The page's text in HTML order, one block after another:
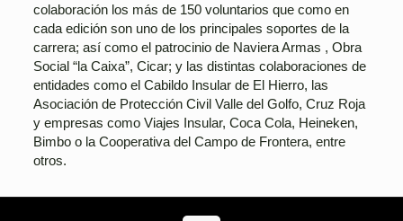
colaboración los más de 150 voluntarios que como en
cada edición son uno de los principales soportes de la
carrera; así como el patrocinio de Naviera Armas , Obra
Social “la Caixa”, Cicar; y las distintas colaboraciones de
entidades como el Cabildo Insular de El Hierro, las
Asociación de Protección Civil Valle del Golfo, Cruz Roja
y empresas como Viajes Insular, Coca Cola, Heineken,
Bimbo o la Cooperativa del Campo de Frontera, entre
otros.